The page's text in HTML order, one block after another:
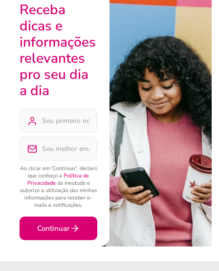
Receba
dicas e
informações
relevantes
pro seu dia
a dia
Ao clicar em 'Continuar', declaro
que conheço a Política de
Privacidadeda meutudo e
autorizo a utilização das minhas
informações para receber e-
mails e notificações.
Continuar